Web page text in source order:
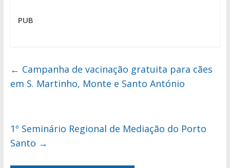
PUB
← Campanha de vacinação gratuita para cães
em S. Martinho, Monte e Santo António
1º Seminário Regional de Mediação do Porto
Santo →